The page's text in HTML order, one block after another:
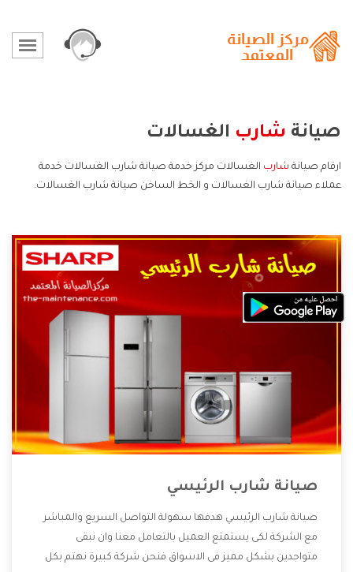
صيانة شارب الغسالات
ارقام صيانة شارب الغسالات مركز خدمة صيانة شارب الغسالات خدمة
عملاء صيانة شارب الغسالات و الخط الساخن صيانة شارب الغسالات.
صيانة شارب الرئيسي
صيانة شارب الرئيسي هدفها سهولة التواصل السريع والمباشر
مع الشركة لكى يستمتع العميل بالتعامل معنا وان نبقى
متواجدين بشكل مميز فى الاسواق فنحن شركة كبيرة نهتم بكل